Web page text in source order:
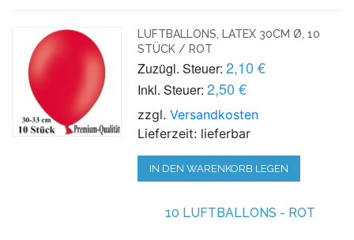
LUFTBALLONS, LATEX 30CM Ø, 10
STÜCK / ROT
Zuzügl. Steuer: 2,10 €
Inkl. Steuer: 2,50 €
zzgl.Versandkosten
Lieferzeit: lieferbar
IN DEN WARENKORB LEGEN
10 LUFTBALLONS - ROT